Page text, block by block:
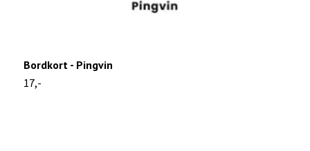
Bordkort - Pingvin
17,-